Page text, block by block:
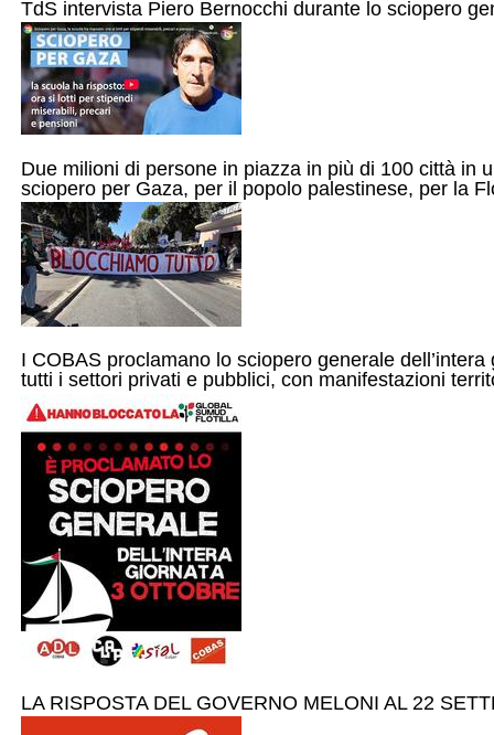
TdS intervista Piero Bernocchi durante lo sciopero
Due milioni di persone in piazza in più di 100 città in
sciopero per Gaza, per il popolo palestinese, per la
I COBAS proclamano lo sciopero generale
tutti i settori privati e pubblici, con manifestazioni
LA RISPOSTA DEL GOVERNO MELONI AL 22